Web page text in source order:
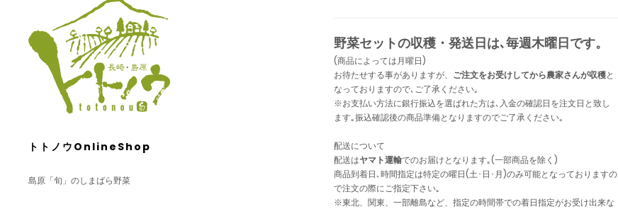
トトノウOnlineShop
島原「旬」のしまばら野菜
野菜セットの収穫・発送日は､毎週木曜日です。
(商品によっては月曜日)
お待たせする事がありますが、 ご注文をお受けしてから農家さんが収穫と
なっておりますので､ご了承ください｡
※お支払い方法に銀行振込を選ばれた方は､入金の確認日を注文日と致し
ます｡振込確認後の商品準備となりますのでご了承ください｡
配送について
配送はヤマト運輸でのお届けとなります｡(一部商品を除く)
商品到着日､時間指定は特定の曜日(土･日･月)のみ可能となっておりますの
で注文の際にご指定下さい｡
※東北、関東、一部離島など、指定の時間帯での着日指定がお受け出来な